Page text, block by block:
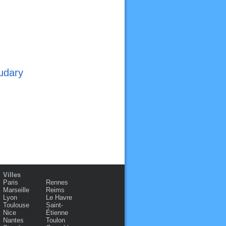
Villes
Paris
Marseille
Lyon
Toulouse
Nice
Nantes
Rennes
Reims
Le Havre
Saint-
Étienne
Toulon